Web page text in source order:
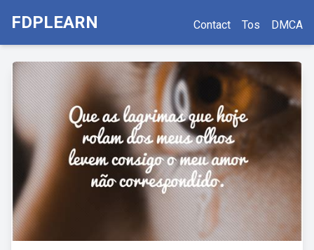
FDPLEARN Contact Tos DMCA